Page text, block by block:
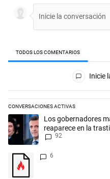
TODOS LOS COMENTARIOS
Inicie
CONVERSACIONES ACTIVAS
Este listado muestra los
Un artículo de tendencia con el
Los gobernadores
reaparece en la
92
Un artículo de tendencia con el
6